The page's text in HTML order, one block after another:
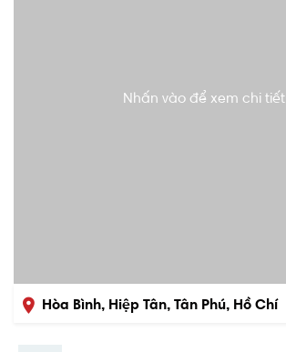
Nhấn vào để xem chi tiết
Hòa Bình, Hiệp Tân, Tân Phú, Hồ Chí